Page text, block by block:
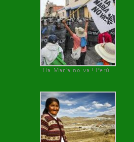
Tía María no va ! Perú